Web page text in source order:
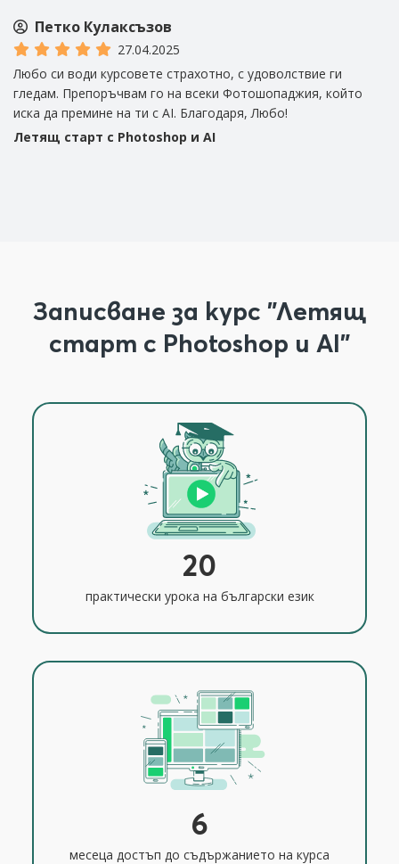
Петко Кулаксъзов
27.04.2025
Любо си води курсовете страхотно, с удоволствие ги
гледам. Препоръчвам го на всеки Фотошопаджия, който
иска да премине на ти с AI. Благодаря, Любо!
Летящ старт с Photoshop и AI
Записване за курс "Летящ
старт с Photoshop и AI"
20
практически урока на български език
6
месеца достъп до съдържанието на курса